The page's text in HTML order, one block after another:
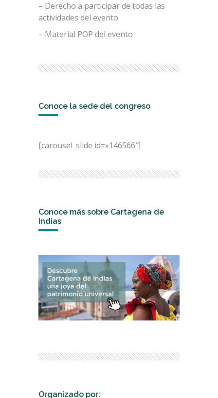
– Derecho a participar de todas las
actividades del evento.
– Material POP del evento
Conoce la sede del congreso
[carousel_slide id=»146566″]
Conoce más sobre Cartagena de
Indias
Organizado por: